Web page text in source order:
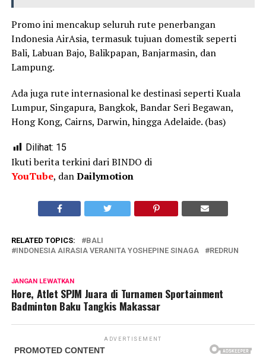
Promo ini mencakup seluruh rute penerbangan
Indonesia AirAsia, termasuk tujuan domestik seperti
Bali, Labuan Bajo, Balikpapan, Banjarmasin, dan
Lampung.
Ada juga rute internasional ke destinasi seperti Kuala
Lumpur, Singapura, Bangkok, Bandar Seri Begawan,
Hong Kong, Cairns, Darwin, hingga Adelaide. (bas)
Dilihat: 15
Ikuti berita terkini dari BINDO di
YouTube, danDailymotion
RELATED TOPICS:
BALI
INDONESIA AIRASIA VERANITA YOSHEPINE SINAGA
REDRUN
JANGAN LEWATKAN
Hore, Atlet SPJM Juara di Turnamen Sportainment
Badminton Baku Tangkis Makassar
ADVERTISEMENT